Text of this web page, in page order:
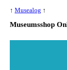
↑ Musealog ↑
Museumsshop